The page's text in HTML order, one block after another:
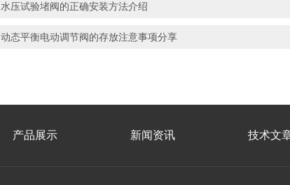
水压试验堵阀的正确安装方法介绍
动态平衡电动调节阀的存放注意事项分享
产品展示 新闻资讯 技术文